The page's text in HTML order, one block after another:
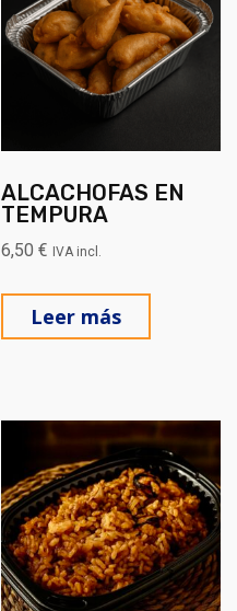
ALCACHOFAS EN
TEMPURA
6,50€ IVA incl.
Leer más